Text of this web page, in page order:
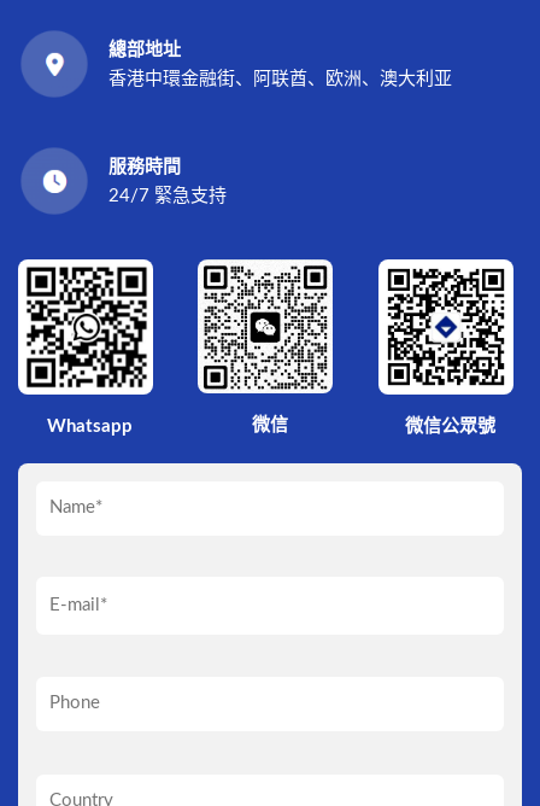
總部地址
香港中環金融街、阿联酋、欧洲、澳大利亚
服務時間
24/7 緊急支持
Whatsapp 微信 微信公眾號